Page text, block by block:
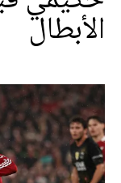
الأبطال